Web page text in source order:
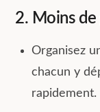
2. Moins de
Organisez
chacun y
rapidement.